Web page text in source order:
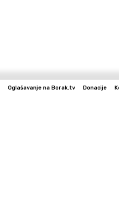
Oglašavanje na Borak.tv Donacije